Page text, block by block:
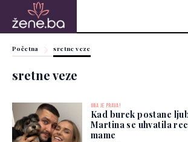
Početna sretne veze
sretne veze
ONA JE PRAVA!
Kad burek postane
Martina se uhvatila
mame